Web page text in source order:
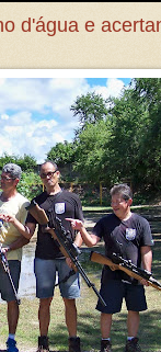
d'água e